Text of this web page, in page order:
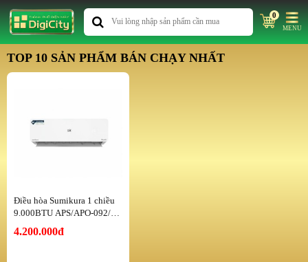
0
MENU
TOP 10 SẢN PHẨM BÁN CHẠY NHẤT
Điều hòa Sumikura 1 chiều
9.000BTU APS/APO-092/M
4.200.000đ